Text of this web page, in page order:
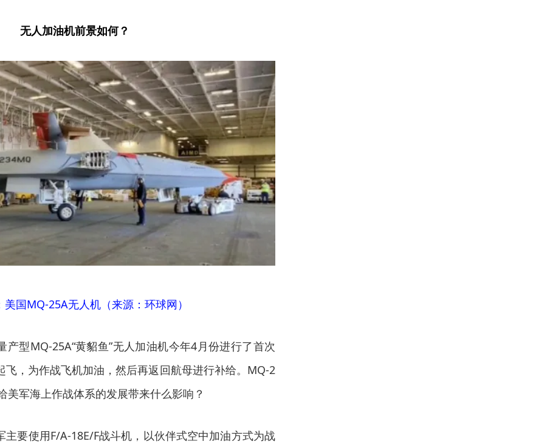
无人加油机前景如何？
美国MQ-25A无人机（来源：环球网）
产型MQ-25A“黄貂鱼”无人加油机今年4月份进行了首次
飞，为作战飞机加油，然后再返回航母进行补给。MQ-2
美军海上作战体系的发展带来什么影响？
主要使用F/A-18E/F战斗机，以伙伴式空中加油方式为战